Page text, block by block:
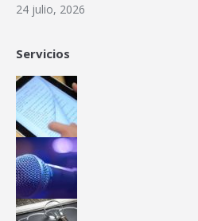
24 julio, 2026
Servicios